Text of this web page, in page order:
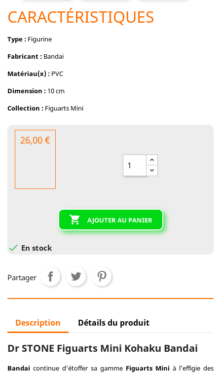
CARACTÉRISTIQUES
Type : Figurine
Fabricant : Bandai
Matériau(x) : PVC
Dimension : 10 cm
Collection : Figuarts Mini
26,00 €
 AJOUTER AU PANIER
 En stock
Partager
Description Détails du produit
Dr STONE Figuarts Mini Kohaku Bandai
Bandai continue d’étoffer sa gamme Figuarts Mini à l’effigie des